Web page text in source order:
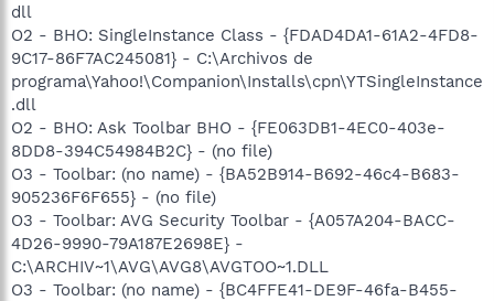
dll
O2 - BHO: SingleInstance Class - {FDAD4DA1-61A2-4FD8-
9C17-86F7AC245081} - C:\Archivos de
programa\Yahoo!\Companion\Installs\cpn\YTSingleInstance
.dll
O2 - BHO: Ask Toolbar BHO - {FE063DB1-4EC0-403e-
8DD8-394C54984B2C} - (no file)
O3 - Toolbar: (no name) - {BA52B914-B692-46c4-B683-
905236F6F655} - (no file)
O3 - Toolbar: AVG Security Toolbar - {A057A204-BACC-
4D26-9990-79A187E2698E} -
C:\ARCHIV~1\AVG\AVG8\AVGTOO~1.DLL
O3 - Toolbar: (no name) - {BC4FFE41-DE9F-46fa-B455-